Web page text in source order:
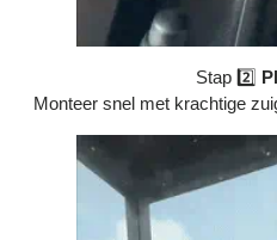
Stap 2️⃣
Monteer snel met krachtige